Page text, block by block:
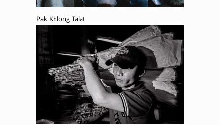
Pak Khlong Talat